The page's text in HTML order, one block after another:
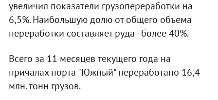
увеличил показатели грузопереработки на
6,5%. Наибольшую долю от общего объема
переработки составляет руда - более 40%.
Всего за 11 месяцев текущего года на
причалах порта "Южный" переработано 16,4
млн. тонн грузов.